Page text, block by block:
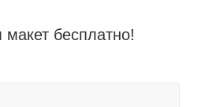
бесплатно!